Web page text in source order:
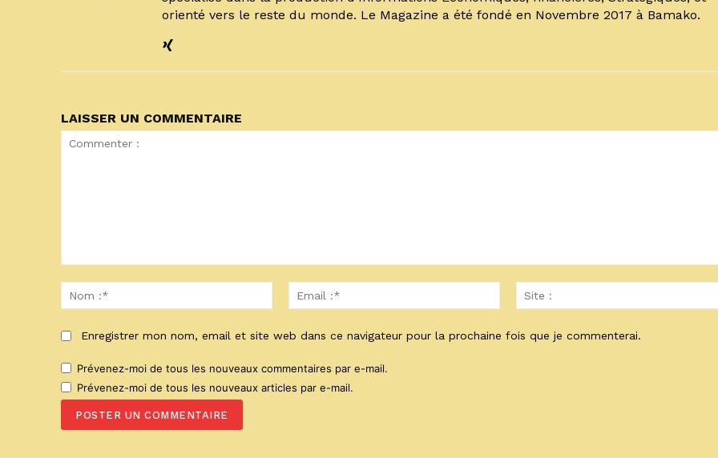
orienté vers le reste du monde. Le Magazine a été fondé en Novembre 2017 à Bamako.
LAISSER UN COMMENTAIRE
:*
Email
:*
Enregistrer mon nom, email et site web dans ce navigateur pour la prochaine fois que je commenterai.
Prévenez-moi de tous les nouveaux commentaires par e-mail.
Prévenez-moi de tous les nouveaux articles par e-mail.